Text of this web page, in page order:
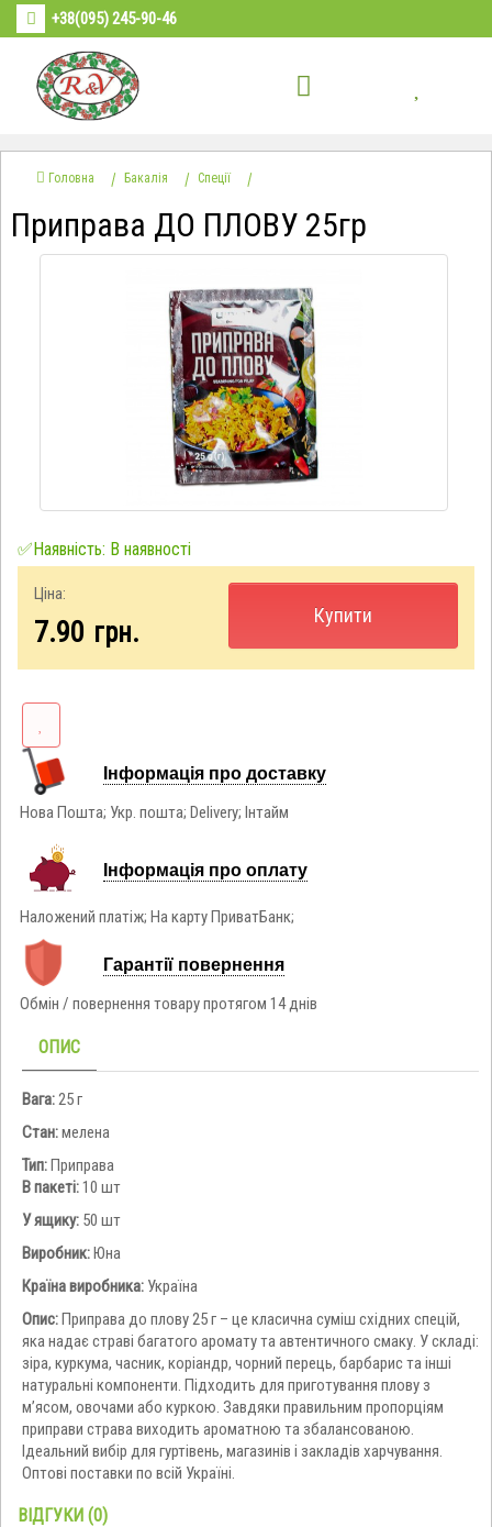
+38(095) 245-90-46
Головна Бакалія Спеції
Приправа ДО ПЛОВУ 25гр
✅Наявність: В наявності
Ціна:
7.90 грн.
Купити
Інформація про доставку
Нова Пошта; Укр. пошта; Delivery; Інтайм
Інформація про оплату
Наложений платіж; На карту ПриватБанк;
Гарантії повернення
Обмін / повернення товару протягом 14 днів
ОПИС
Вага: 25 г
Стан:мелена
Тип:Приправа
В пакеті:10 шт
У ящику: 50 шт
Виробник:Юна
Країна виробника: Україна
Опис:Приправа до плову 25 г – це класична суміш східних спецій,
яка надає страві багатого аромату та автентичного смаку. У складі:
зіра, куркума, часник, коріандр, чорний перець, барбарис та інші
натуральні компоненти. Підходить для приготування плову з
м’ясом, овочами або куркою. Завдяки правильним пропорціям
приправи страва виходить ароматною та збалансованою.
Ідеальний вибір для гуртівень, магазинів і закладів харчування.
Оптові поставки по всій Україні.
ВІДГУКИ (0)